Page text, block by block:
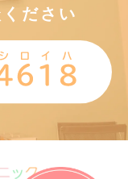
ださい